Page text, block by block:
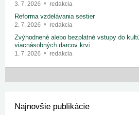
3. 7. 2026 redakcia
Reforma vzdelávania sestier
2. 7. 2026 redakcia
Zvýhodnené alebo bezplatné vstupy do
viacnásobných darcov krvi
1. 7. 2026 redakcia
Najnovšie publikácie